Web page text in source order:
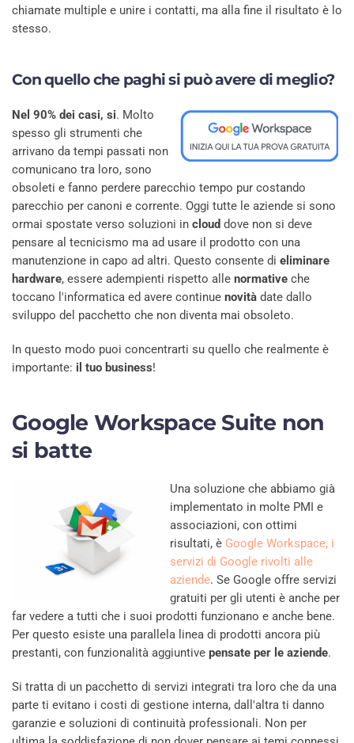
chiamate multiple e unire i contatti, ma alla fine il risultato è lo
stesso.
Con quello che paghi si puòavere di meglio?
Nel 90% dei casi, si. Molto
spesso gli strumenti che
arrivano da tempi passati non
comunicano tra loro, sono
obsoleti e fanno perdere parecchio tempo pur costando
parecchio per canoni e corrente. Oggi tutte le aziende si sono
ormai spostate verso soluzioni in cloud dove non si deve
pensare al tecnicismo ma ad usare il prodotto con una
manutenzione in capo ad altri. Questo consente di eliminare
hardware, essere adempienti rispetto alle normative che
toccano l'informatica ed avere continue novità date dallo
sviluppo del pacchetto che non diventa mai obsoleto.
In questo modo puoi concentrarti su quello che realmente è
importante: il tuo business!
Google Workspace Suitenon
si batte
Una soluzione che abbiamo già
implementato in molte PMI e
associazioni, con ottimi
risultati, è Google Workspace, i
servizi di Google rivolti alle
aziende. Se Google offre servizi
gratuiti per gli utenti è anche per
far vedere a tutti che i suoi prodotti funzionano e anche bene.
Per questo esiste una parallela linea di prodotti ancora più
prestanti, con funzionalità aggiuntive pensate per le aziende.
Si tratta di un pacchetto di servizi integrati tra loro che da una
parte ti evitano i costi di gestione interna, dall'altra ti danno
garanzie e soluzioni di continuità professionali. Non per